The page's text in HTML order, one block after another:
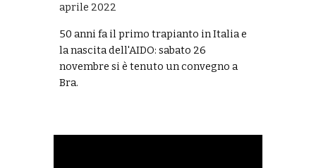
aprile 2022
50 anni fa il primo trapianto in Italia e
la nascita dell'AIDO: sabato 26
novembre si è tenuto un convegno a
Bra.